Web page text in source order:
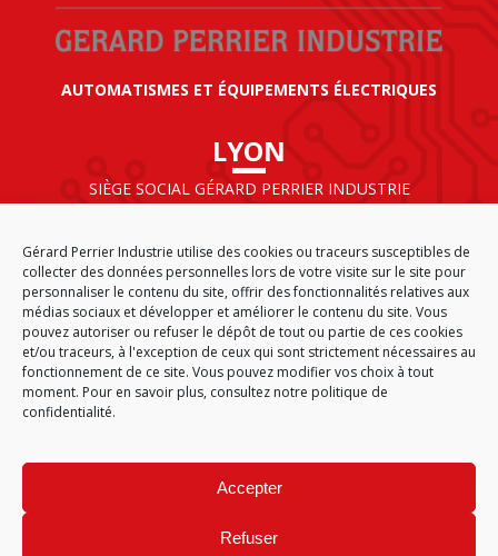
Gérard Perrier Industrie utilise des cookies ou traceurs susceptibles de
collecter des données personnelles lors de votre visite sur le site pour
personnaliser le contenu du site, offrir des fonctionnalités relatives aux
médias sociaux et développer et améliorer le contenu du site. Vous
pouvez autoriser ou refuser le dépôt de tout ou partie de ces cookies
et/ou traceurs, à l'exception de ceux qui sont strictement nécessaires au
fonctionnement de ce site. Vous pouvez modifier vos choix à tout
moment. Pour en savoir plus, consultez notre politique de
confidentialité.
Accepter
Refuser
AUTOMATISMES ET ÉQUIPEMENTS ÉLECTRIQUES
LYON
SIÈGE SOCIAL GÉRARD PERRIER INDUSTRIE
69125 LYON AÉROPORT SAINT EXUPÉRY
FRANCE
ACCUEIL CGA PLAN DU SITE
MENTIONS LÉGALES
DONNÉES PERSONNELLES
GÉRARD PERRIER INDUSTRIE – TOUS DROITS RÉSERVÉS